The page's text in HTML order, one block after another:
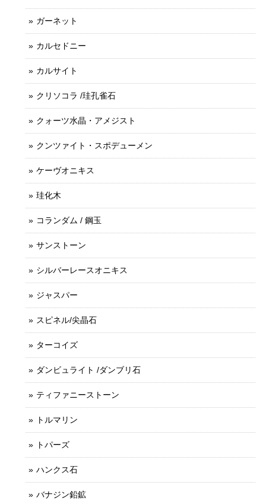
ガーネット
カルセドニー
カルサイト
クリソコラ /珪孔雀石
クォーツ水晶・アメジスト
クンツァイト・スポデューメン
ケーヴオニキス
珪化木
コランダム / 鋼玉
サンストーン
シルバーレースオニキス
ジャスパー
スピネル/尖晶石
ターコイズ
ダンビュライト /ダンブリ石
ティファニーストーン
トルマリン
トパーズ
ハンクス石
バナジン鉛鉱